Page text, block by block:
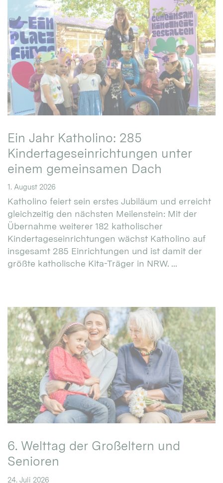
Ein Jahr Katholino: 285
Kindertageseinrichtungen unter
einem gemeinsamen Dach
1. August 2026
Katholino feiert sein erstes Jubiläum und erreicht
gleichzeitig den nächsten Meilenstein: Mit der
Übernahme weiterer 182 katholischer
Kindertageseinrichtungen wächst Katholino auf
insgesamt 285 Einrichtungen und ist damit der
größte katholische Kita-Träger in NRW. ...
6. Welttag der Großeltern und
Senioren
24. Juli 2026